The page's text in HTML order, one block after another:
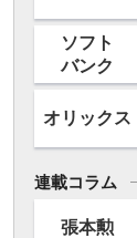
ソフト
バンク
オリックス
連載コラム
張本勲